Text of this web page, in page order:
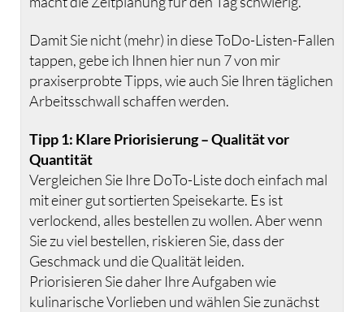
Damit Sie nicht (mehr) in diese ToDo-Listen-Fallen
tappen, gebe ich Ihnen hier nun 7 von mir
praxiserprobte Tipps, wie auch Sie Ihren täglichen
Arbeitsschwall schaffen werden.
Tipp 1: Klare Priorisierung – Qualität vor
Quantität
Vergleichen Sie Ihre DoTo-Liste doch einfach mal
mit einer gut sortierten Speisekarte. Es ist
verlockend, alles bestellen zu wollen. Aber wenn
Sie zu viel bestellen, riskieren Sie, dass der
Geschmack und die Qualität leiden.
Priorisieren Sie daher Ihre Aufgaben wie
kulinarische Vorlieben und wählen Sie zunächst